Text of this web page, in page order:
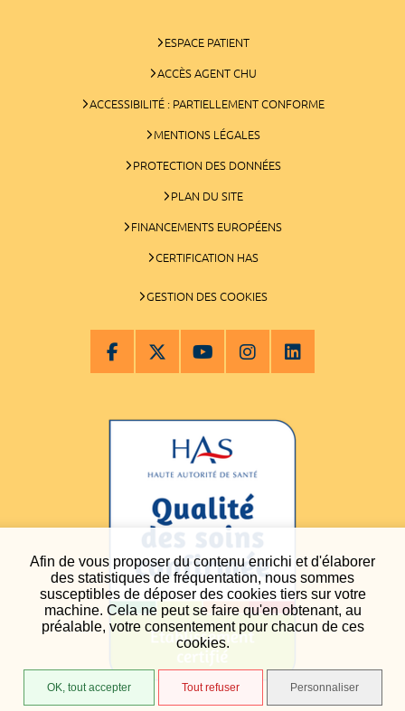
Afin de vous proposer du contenu enrichi et d'élaborer
des statistiques de fréquentation, nous sommes
susceptibles de déposer des cookies tiers sur votre
machine. Cela ne peut se faire qu'en obtenant, au
préalable, votre consentement pour chacun de ces
cookies.
OK, tout accepter Tout refuser Personnaliser
ESPACE PATIENT
ACCÈS AGENT CHU
ACCESSIBILITÉ : PARTIELLEMENT CONFORME
MENTIONS LÉGALES
PROTECTION DES DONNÉES
PLAN DU SITE
FINANCEMENTS EUROPÉENS
CERTIFICATION HAS
GESTION DES COOKIES